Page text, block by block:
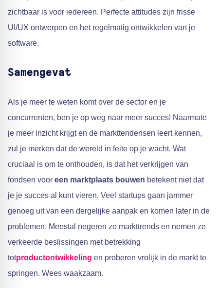
zichtbaar is voor iedereen. Perfecte attitudes zijn frisse
UI/UX ontwerpen en het regelmatig ontwikkelen van je
software.
Samengevat
Als je meer te weten komt over de sector en je
concurrenten, ben je op weg naar meer succes! Naarmate
je meer inzicht krijgt en de markttendensen leert kennen,
zul je merken dat de wereld in feite op je wacht. Wat
cruciaal is om te onthouden, is dat het verkrijgen van
fondsen voor een marktplaats bouwen betekent niet dat
je je succes al kunt vieren. Veel startups gaan jammer
genoeg uit van een dergelijke aanpak en komen later in de
problemen. Meestal negeren ze markttrends en nemen ze
verkeerde beslissingen met betrekking
totproductontwikkeling en proberen vrolijk in de markt te
springen. Wees waakzaam.